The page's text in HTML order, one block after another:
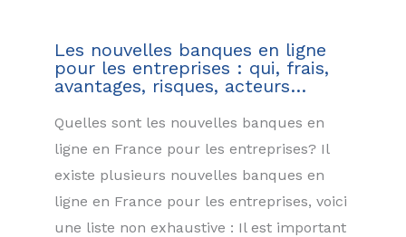
Les nouvelles banques en ligne
pour les entreprises : qui, frais,
avantages, risques, acteurs…
Quelles sont les nouvelles banques en
ligne en France pour les entreprises? Il
existe plusieurs nouvelles banques en
ligne en France pour les entreprises, voici
une liste non exhaustive : Il est important